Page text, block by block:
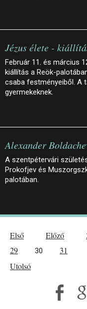
Jézus élete -
Február 11. és március
kiállítás a Reök-
csaba festményeiből. A
gyermekeknek.
Alexander
A szentpétervári
Prokofjev és
palotában.
Első Előző
29
30 31
Utolsó